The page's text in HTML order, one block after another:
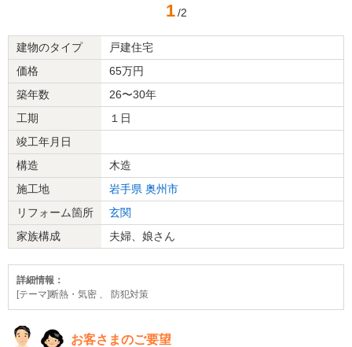
1 /2
建物のタイプ
戸建住宅
価格
65万円
築年数
26〜30年
工期
１日
竣工年月日
構造
木造
施工地
岩手県 奥州市
リフォーム箇所
玄関
家族構成
夫婦、娘さん
詳細情報：
[テーマ]断熱・気密 、 防犯対策
お客さまのご要望